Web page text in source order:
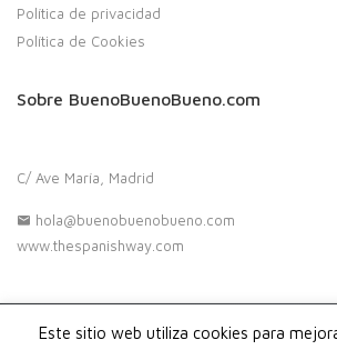
Política de privacidad
Política de Cookies
Sobre BuenoBuenoBueno.com
C/ Ave María, Madrid
hola@buenobuenobueno.com
www.thespanishway.com
Copyright 2020. Buenobuenobueno.com -
Este sitio web utiliza cookies para